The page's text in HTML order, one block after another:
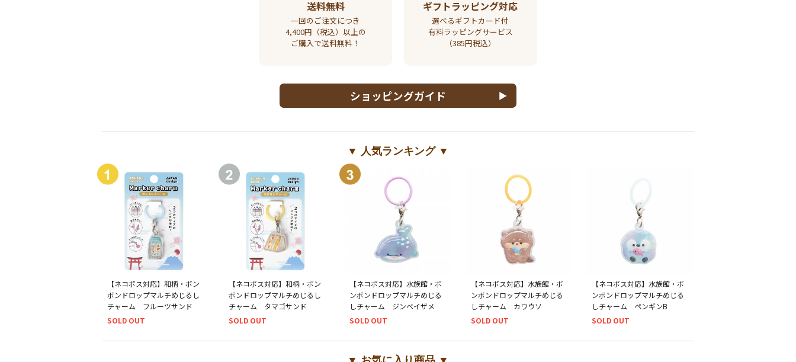
送料無料
一回のご注文につき
4,400円（税込）以上の
ご購入で送料無料！
ギフトラッピング対応
選べるギフトカード付
有料ラッピングサービス
（385円税込）
ショッピングガイド
▼ 人気ランキング ▼
【ネコポス対応】和柄・ボン
ボンドロップマルチめじるし
チャーム フルーツサンド
SOLD OUT
【ネコポス対応】和柄・ボン
ボンドロップマルチめじるし
チャーム タマゴサンド
SOLD OUT
【ネコポス対応】水族館・ボ
ンボンドロップマルチめじる
しチャーム ジンベイザメ
SOLD OUT
【ネコポス対応】水族館・ボ
ンボンドロップマルチめじる
しチャーム カワウソ
SOLD OUT
【ネコポス対応】水族館・ボ
ンボンドロップマルチめじる
しチャーム ペンギンB
SOLD OUT